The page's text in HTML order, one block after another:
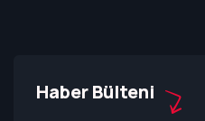
Haber Bülteni